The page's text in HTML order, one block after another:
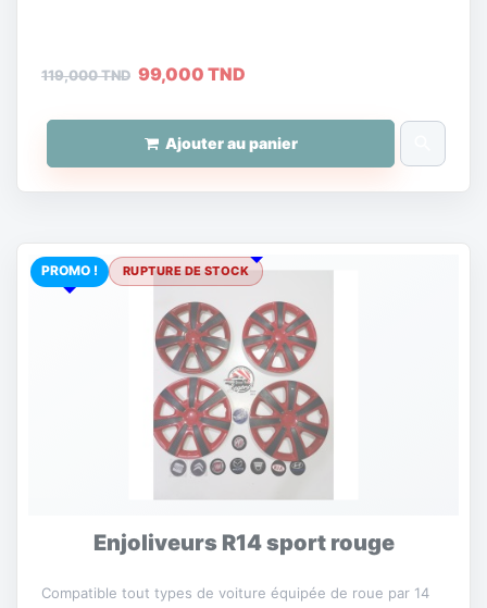
119,000 TND 99,000 TND
Ajouter au panier
Enjoliveurs R14 sport rouge
Compatible tout types de voiture équipée de roue par 14
PROMO ! RUPTURE DE STOCK